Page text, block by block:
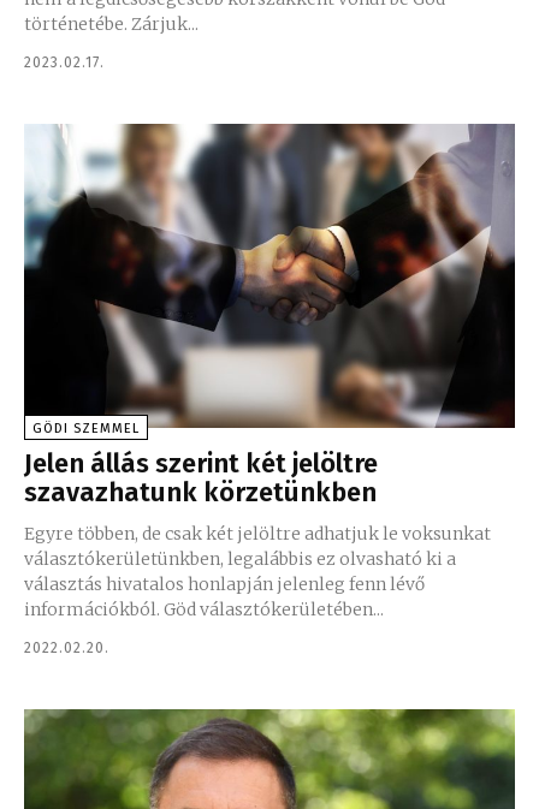
történetébe. Zárjuk...
2023.02.17.
GÖDI SZEMMEL
Jelen állás szerint két jelöltre
szavazhatunk körzetünkben
Egyre többen, de csak két jelöltre adhatjuk le voksunkat
választókerületünkben, legalábbis ez olvasható ki a
választás hivatalos honlapján jelenleg fenn lévő
információkból. Göd választókerületében...
2022.02.20.